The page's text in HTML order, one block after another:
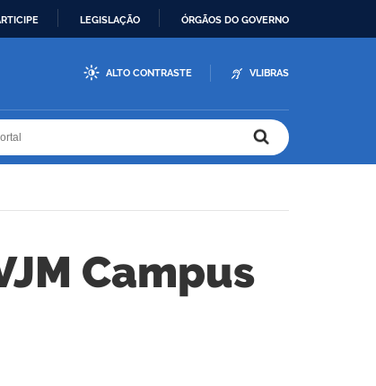
LEGISLAÇÃO ÓRGÃOS DO GOVERNO
ALTO CONTRASTE VLIBRAS
Campus